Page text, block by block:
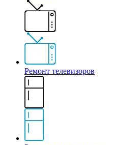
Ремонт телевизоров